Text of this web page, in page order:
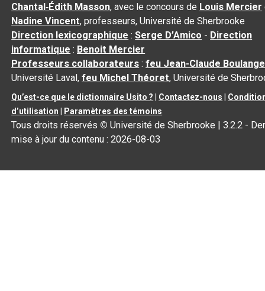
Chantal‑Édith Masson, avec le concours de Louis Mercier
Nadine Vincent, professeurs, Université de Sherbrooke
Direction lexicographique :Serge D’Amico - Direction
informatique : Benoit Mercier
Professeurs collaborateurs :feu Jean-Claude
Université Laval,feu Michel Théoret, Université de
Qu’est-ce que le dictionnaire Usito ? Contactez-nous
d’utilisation
Paramètres des témoins
Tous droits réservés © Université de Sherbrooke |3.2.2 -
mise à jour du contenu :2026-08-03